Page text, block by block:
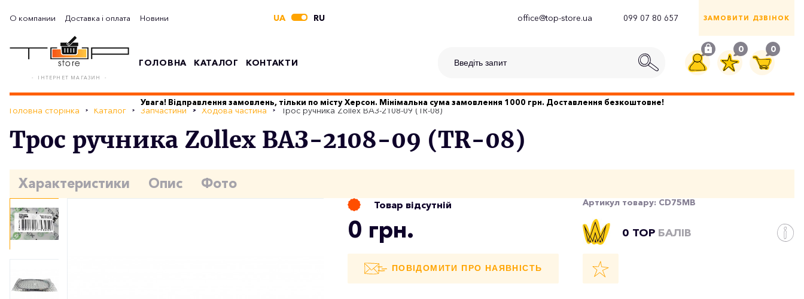
О компании Доставка і оплата Новини UA RU office@top-store.ua 099 07 80 657 ЗАМОВИТИ ДЗВІНОК
- ІНТЕРНЕТ МАГАЗИН -
ГОЛОВНА КАТАЛОГ КОНТАКТИ
0 0
Увага! Відправлення замовлень, тільки по місту Херсон. Мінімальна сума замовлення 1000 грн. Доставлення безкоштовне!
Головна сторінка Каталог Запчастини Ходова частина Трос ручника Zollex ВАЗ-2108-09 (TR-08)
Трос ручника Zollex ВАЗ-2108-09 (TR-08)
Характеристики Опис Фото
Товар відсутній Артикул товару: CD75MB
0 грн. 0 TOP БАЛІВ
ПОВІДОМИТИ ПРО НАЯВНІСТЬ